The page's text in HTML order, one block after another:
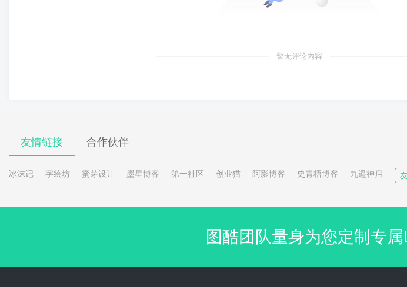
暂无评论内容
友情链接 合作伙伴
冰沫记 字绘坊 蜜芽设计 墨星博客 第一社区 创业猫 阿影博客 史青梧博客 九遥神启
图酷团队量身为您定制专